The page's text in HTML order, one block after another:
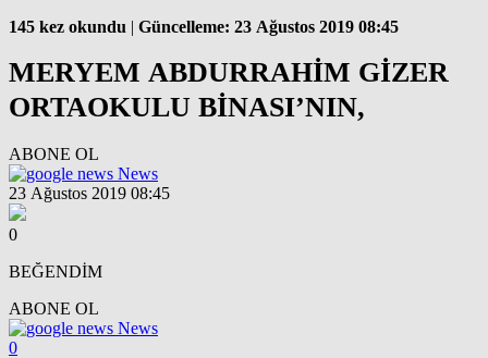
145 kez okundu | Güncelleme: 23 Ağustos 2019 08:45
MERYEM ABDURRAHİM GİZER
ORTAOKULU BİNASI’NIN,
ABONE OL
News
23 Ağustos 2019 08:45
0
BEĞENDİM
ABONE OL
News
0